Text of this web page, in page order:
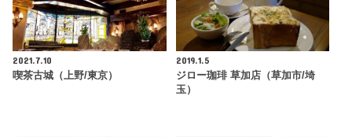
2021.7.10
喫茶古城（上野/東京）
2019.1.5
ジロー珈琲 草加店（草加市/埼
玉）